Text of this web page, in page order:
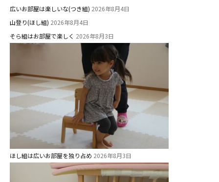
広いお部屋は楽しいな(つき組) 2026年8月4日
山登り(ほし組) 2026年8月4日
そら組はお部屋で楽しく 2026年8月3日
ほし組は広いお部屋を独り占め 2026年8月3日
お知らせ
今日の幼稚園
園児募集要項